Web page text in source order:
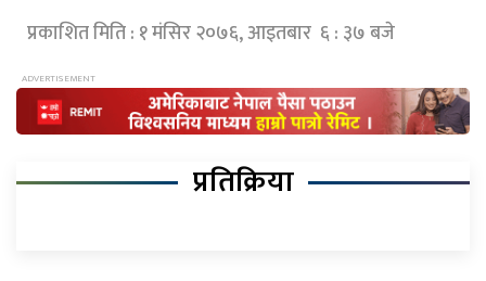
प्रकाशित मिति : १ मंसिर २०७६, आइतबार ६ : ३७ बजे
प्रतिक्रिया